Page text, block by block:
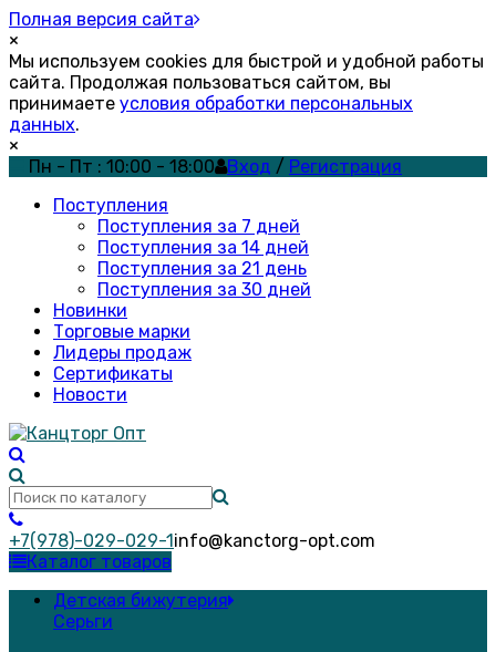
Полная версия сайта
×
Мы используем cookies для быстрой и удобной работы
сайта. Продолжая пользоваться сайтом, вы
принимаете условия обработки персональных
данных.
×
Пн - Пт : 10:00 - 18:00
Вход / Регистрация
Поступления
Поступления за 7 дней
Поступления за 14 дней
Поступления за 21 день
Поступления за 30 дней
Новинки
Торговые марки
Лидеры продаж
Сертификаты
Новости
+7(978)-029-029-1info@kanctorg-opt.com
Каталог товаров
Детская бижутерия
Серьги